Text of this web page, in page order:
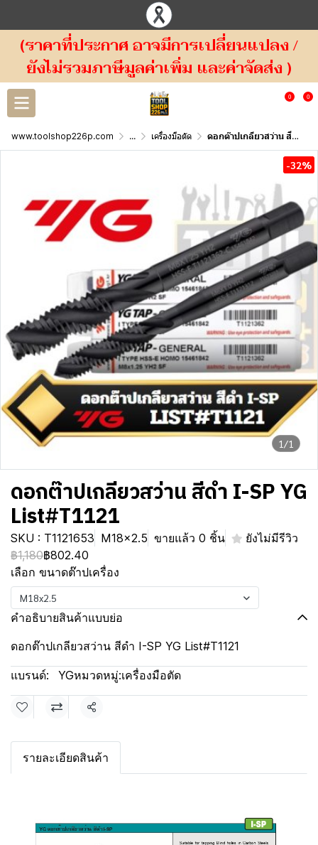
(ราคาที่ประกาศ อาจมีการเปลี่ยนแปลง /
ยังไม่รวมภาษีมูลค่าเพิ่ม และค่าจัดส่ง )
0 0
www.toolshop226p.com ... เครื่องมือตัด ดอกต๊าปเกลียวสว่าน สีดำ I-SP YG List#T1121
1/1
-32%
ดอกต๊าปเกลียวสว่าน สีดำ I-SP YG
List#T1121
SKU : T1121653 M18x2.5 ขายแล้ว 0 ชิ้น
ยังไม่มีรีวิว
฿1,180฿802.40
เลือก ขนาดต๊าปเครื่อง
M18x2.5
คำอธิบายสินค้าแบบย่อ
ดอกต๊าปเกลียวสว่าน สีดำ I-SP YG List#T1121
แบรนด์: YGหมวดหมู่:เครื่องมือตัด
แชร์
รายละเอียดสินค้า